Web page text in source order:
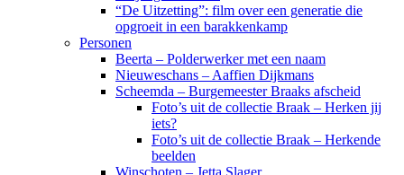
“De Uitzetting”: film over een generatie die
opgroeit in een barakkenkamp
Personen
Beerta – Polderwerker met een naam
Nieuweschans – Aaffien Dijkmans
Scheemda – Burgemeester Braaks afscheid
Foto’s uit de collectie Braak – Herken jij
iets?
Foto’s uit de collectie Braak – Herkende
beelden
Winschoten – Jetta Slager